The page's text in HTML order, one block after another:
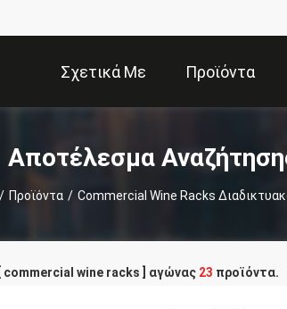
Σχετικά Με Προϊόντα
Αποτέλεσμα
/ Προϊόντα / Commercial Wine Racks
commercial wine racks ] αγώνας 23 προϊόντα.